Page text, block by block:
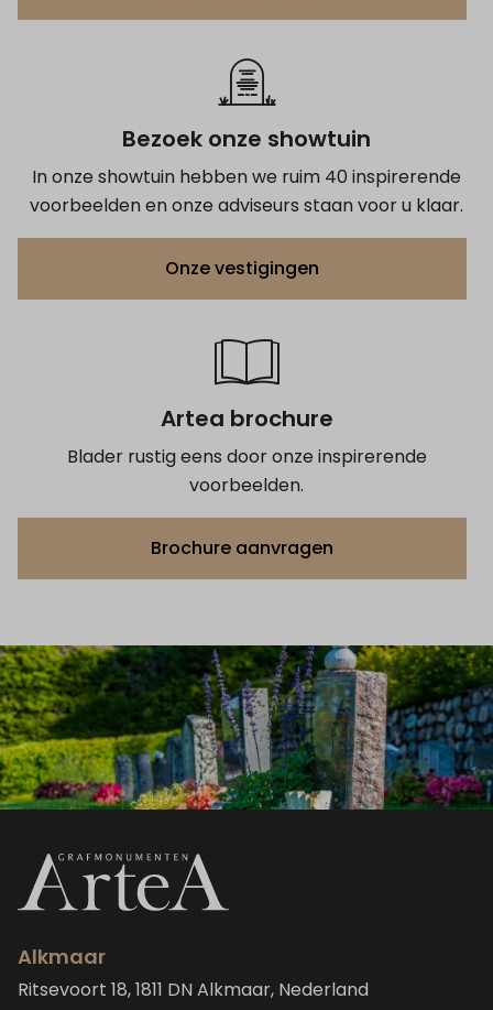
Bezoek onze showtuin
In onze showtuin hebben we ruim 40 inspirerende
voorbeelden en onze adviseurs staan voor u klaar.
Onze vestigingen
Artea brochure
Blader rustig eens door onze inspirerende
voorbeelden.
Brochure aanvragen
Alkmaar
Ritsevoort 18, 1811 DN Alkmaar, Nederland